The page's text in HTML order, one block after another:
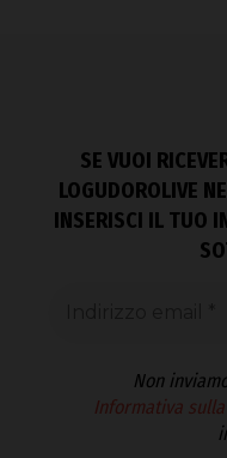
SE VUOI
LOGUDOROLIVE
INSERISCI IL TUO
Non
Informativa